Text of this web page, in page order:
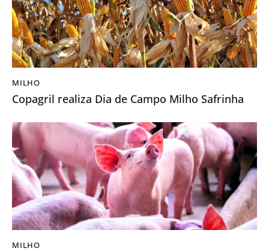
MILHO
Copagril realiza Dia de Campo Milho Safrinha
MILHO